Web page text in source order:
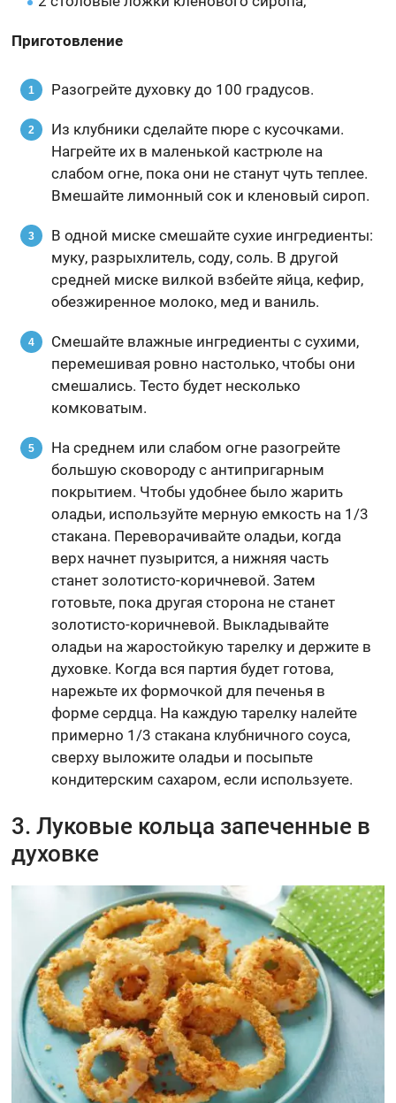
Приготовление
Разогрейте духовку до 100 градусов.
Из клубники сделайте пюре с кусочками.
Нагрейте их в маленькой кастрюле на
слабом огне, пока они не станут чуть теплее.
Вмешайте лимонный сок и кленовый сироп.
В одной миске смешайте сухие ингредиенты:
муку, разрыхлитель, соду, соль. В другой
средней миске вилкой взбейте яйца, кефир,
обезжиренное молоко, мед и ваниль.
Смешайте влажные ингредиенты с сухими,
перемешивая ровно настолько, чтобы они
смешались. Тесто будет несколько
комковатым.
На среднем или слабом огне разогрейте
большую сковороду с антипригарным
покрытием. Чтобы удобнее было жарить
оладьи, используйте мерную емкость на 1/3
стакана. Переворачивайте оладьи, когда
верх начнет пузырится, а нижняя часть
станет золотисто-коричневой. Затем
готовьте, пока другая сторона не станет
золотисто-коричневой. Выкладывайте
оладьи на жаростойкую тарелку и держите в
духовке. Когда вся партия будет готова,
нарежьте их формочкой для печенья в
форме сердца. На каждую тарелку налейте
примерно 1/3 стакана клубничного соуса,
сверху выложите оладьи и посыпьте
кондитерским сахаром, если используете.
3. Луковые кольца запеченные в
духовке